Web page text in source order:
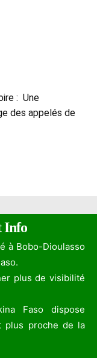
: Une
des appelés de
Info
à Bobo-Dioulasso
plus de visibilité
Faso dispose
plus proche de la